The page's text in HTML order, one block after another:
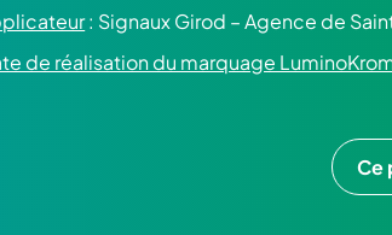
: Signaux Girod – Agence de
de réalisation du marquage
Ce